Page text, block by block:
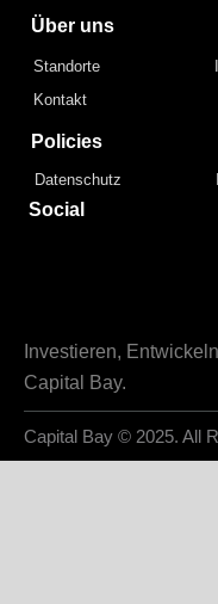
Über uns
Standorte
Kontakt
Policies
Datenschutz
Social
Investieren,
Capital Bay.
Capital Bay © 2025. All